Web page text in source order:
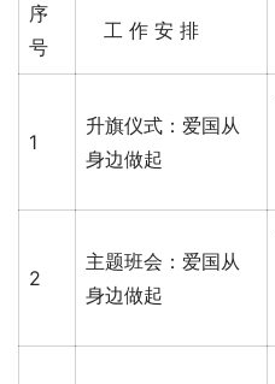
序
号
工 作 安 排
1
升旗仪式：爱国从
身边做起
2
主题班会：爱国从
身边做起